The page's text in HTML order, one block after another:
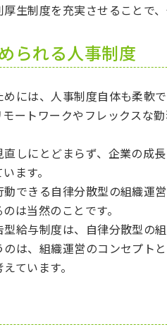
生制度を充実させることで
られる人事制度
には、人事制度自体も柔軟
ートワークやフレックスな
しにとどまらず、企業の成
ます。
できる自律分散型の組織運
は当然のことです。
給与制度は、自律分散型の
は、組織運営のコンセプト
ています。